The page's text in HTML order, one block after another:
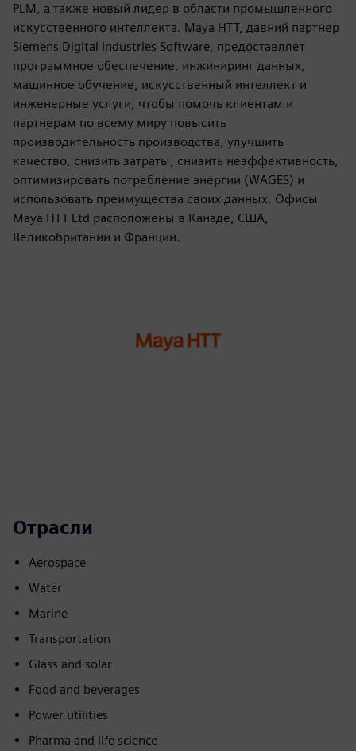
PLM, а также новый лидер в области промышленного
искусственного интеллекта. Maya HTT, давний партнер
Siemens Digital Industries Software, предоставляет
программное обеспечение, инжиниринг данных,
машинное обучение, искусственный интеллект и
инженерные услуги, чтобы помочь клиентам и
партнерам по всему миру повысить
производительность производства, улучшить
качество, снизить затраты, снизить неэффективность,
оптимизировать потребление энергии (WAGES) и
использовать преимущества своих данных. Офисы
Maya HTT Ltd расположены в Канаде, США,
Великобритании и Франции.
Отрасли
Aerospace
Water
Marine
Transportation
Glass and solar
Food and beverages
Power utilities
Pharma and life science